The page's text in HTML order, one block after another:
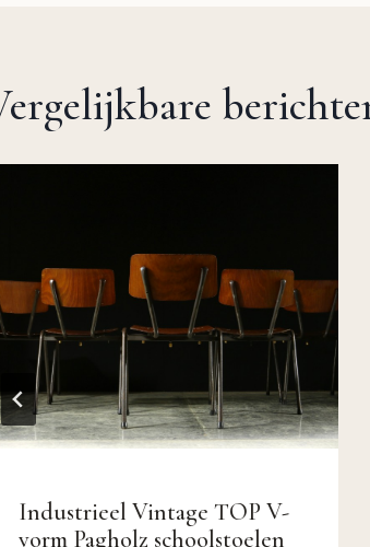
Industrieel Vintage TOP V-
vorm Pagholz schoolstoelen